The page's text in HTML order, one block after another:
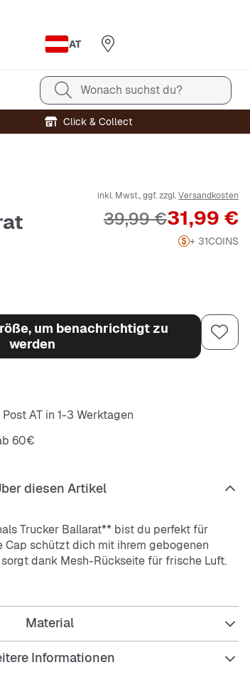
AT
Wonach suchst du?
Click & Collect
inkl. Mwst., ggf. zzgl.Versandkosten
Preis
31,99 €
Originalpreis
39,99 €
+ 31COINS
um benachrichtigt zu
werden
AT in 1-3 Werktagen
60€
diesen Artikel
Trucker Ballarat** bist du perfekt für
Cap schützt dich mit ihrem gebogenen
dank Mesh-Rückseite für frische Luft.
den idealen Sitz, während das
Tragekomfort sorgt.
Material
Informationen